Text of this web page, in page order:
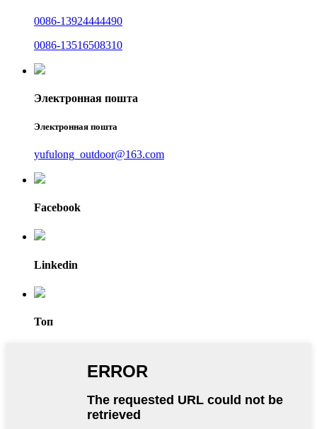
0086-13924444490
0086-13516508310
Электронная пошта
Электронная пошта
yufulong_outdoor@163.com
Facebook
Linkedin
Топ